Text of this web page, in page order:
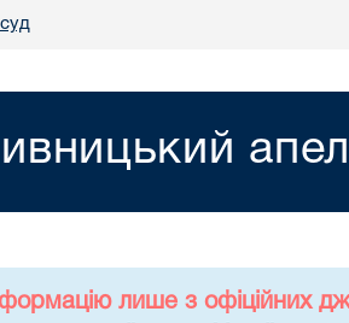
лише з офіційних